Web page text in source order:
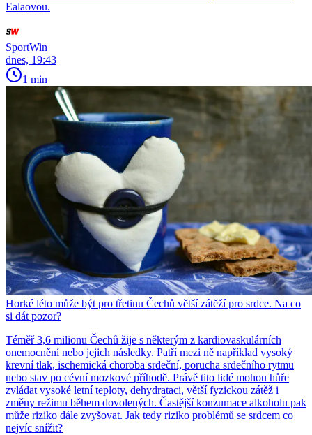
Ealaovou.
SportWin
dnes, 19:43
1 min
Horké léto může být pro třetinu Čechů větší zátěží pro srdce. Na co
si dát pozor?
Téměř 3,6 milionu Čechů žije s některým z kardiovaskulárních
onemocnění nebo jejich následky. Patří mezi ně například vysoký
krevní tlak, ischemická choroba srdeční, porucha srdečního rytmu
nebo stav po cévní mozkové příhodě. Právě tito lidé mohou hůře
zvládat vysoké letní teploty, dehydrataci, větší fyzickou zátěž i
změny režimu během dovolených. Častější konzumace alkoholu pak
může riziko dále zvyšovat. Jak tedy riziko problémů se srdcem co
nejvíc snížit?